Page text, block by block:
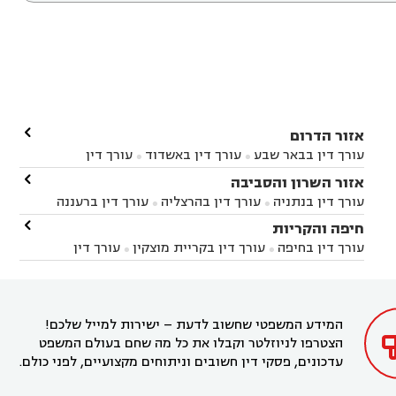
אזור הדרום
עורך דין בבאר שבע  עורך דין באשדוד 
עורך דין
באשקלון
עורך דין בבאר טוביה עורך דין בגן יבנה
עורך דין בניר הבנים עורך דין בערד
זיקים
עורך דין בנתיבות עורך דין בקרית מלאכי

אזור השרון והסביבה
עורך דין בנתניה  עורך דין בהרצליה  עורך דין ברעננה
עורך דין בחדרה עורך דין בכפר סבא
עורך דין בהוד
השרון
עורך דין באבן יהודה
עורך דין בחריש  עורך דין בקיסריה  עורך דין בקדימה

חיפה והקריות
עורך דין בחיפה  עורך דין בקריית מוצקין 
עורך דין
בקרית מוצקין
עורך דין בקריית אתא
עורך דין

המידע המשפטי שחשוב לדעת – ישירות למייל שלכם!
הצטרפו לניוזלטר וקבלו את כל מה שחם בעולם המשפט
עדכונים, פסקי דין חשובים וניתוחים מקצועיים, לפני כולם.